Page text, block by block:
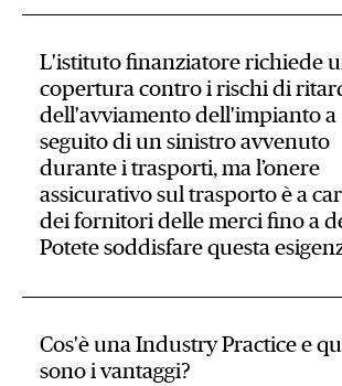
L'istituto finanziatore richiede
copertura contro i rischi di
dell'avviamento dell'impianto a
seguito di un sinistro avvenuto
durante i trasporti, ma l’onere
assicurativo sul trasporto è a
dei fornitori delle merci fino a
Potete soddisfare questa
Cos'è una Industry Practice e
sono i vantaggi?